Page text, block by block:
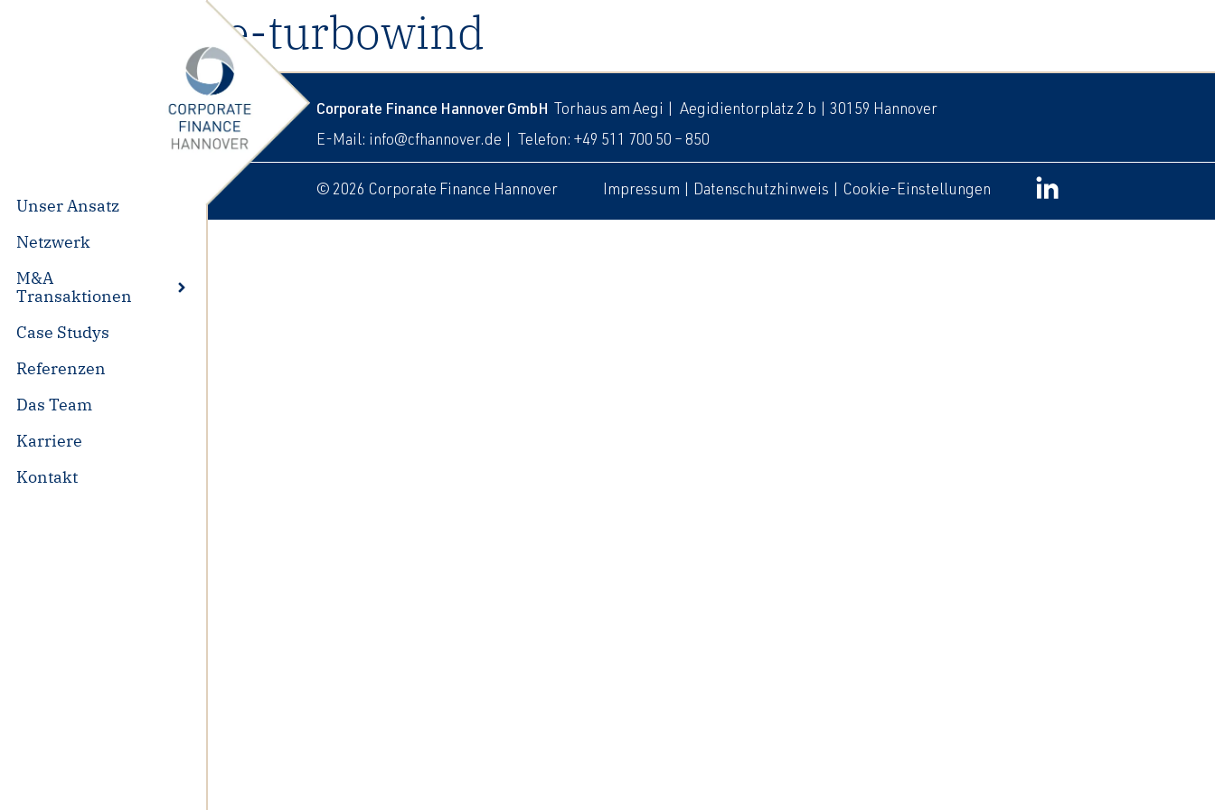
Unser Ansatz
Netzwerk
M&A
Transaktionen
Case Studys
Referenzen
Das Team
Karriere
Kontakt
43-ewe-turbowind
Corporate Finance Hannover GmbH
Torhaus am Aegi | Aegidientorplatz 2 b | 30159 Hannover
E-Mail: info@cfhannover.de | Telefon: +49 511 700 50 – 850
© 2026 Corporate Finance Hannover Impressum Datenschutzhinweis Cookie-Einstellungen